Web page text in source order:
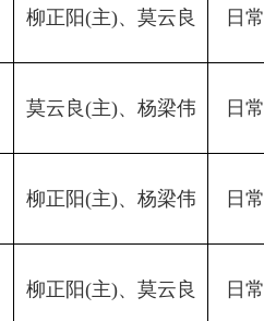
柳正阳(主)、莫云良 日
莫云良(主)、杨梁伟 日
柳正阳(主)、杨梁伟 日
柳正阳(主)、莫云良 日